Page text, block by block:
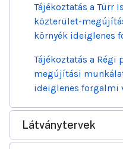
Tájékoztatás a Türr
közterület-
környék ideiglenes
Tájékoztatás a Régi
megújítási
ideiglenes forgalmi
Látványtervek